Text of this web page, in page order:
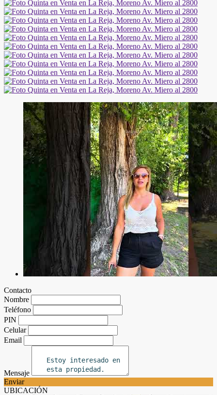
Contacto
Nombre
Teléfono
PIN
Celular
Email
Mensaje
Enviar
UBICACIÓN